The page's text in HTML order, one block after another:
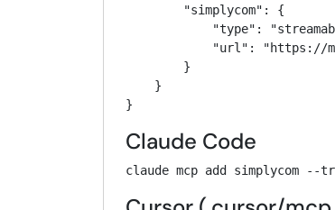
        "simplycom": {
"type":
"url": "https://
        }
    }
}
Claude Code
claude mcp add simplycom